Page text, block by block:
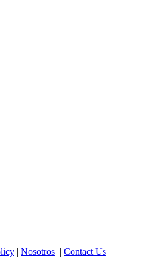
| Nosotros | Contact Us